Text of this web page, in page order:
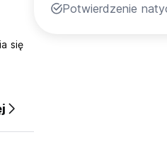
się
Potwierdzenie